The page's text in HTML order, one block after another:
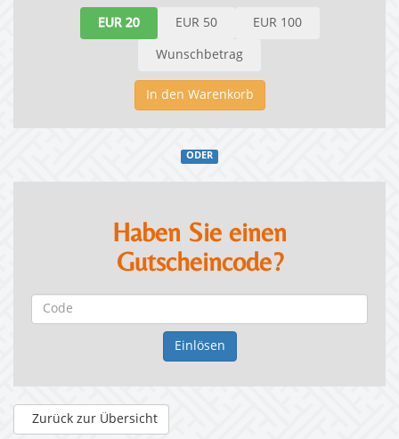
EUR 20 EUR 50 EUR 100
Wunschbetrag
In den Warenkorb
ODER
Haben Sie einen
Gutscheincode?
Zurück zur Übersicht